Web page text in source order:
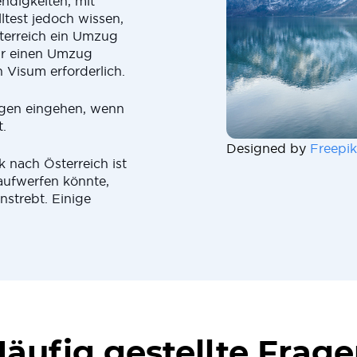
jedoch wissen,
ein Umzug
einen Umzug
erforderlich.
eingehen, wenn
nach Österreich ist
könnte,
Einige
Designed by Freepik